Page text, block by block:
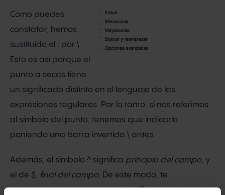
Como puedes
constatar, hemos
sustituido el . por \.
Esto es así porque el
punto a secas tiene
un significado distinto en el lenguaje de las
expresiones regulares. Por lo tanto, si nos referimos
al símbolo del punto, tenemos que indicarlo
poniendo una barra invertida \ antes.
Además, el símbolo ^ significa principio del campo, y
el de $, final del campo. De este modo, te
aseguras de que no se aceptan IP que empiecen o